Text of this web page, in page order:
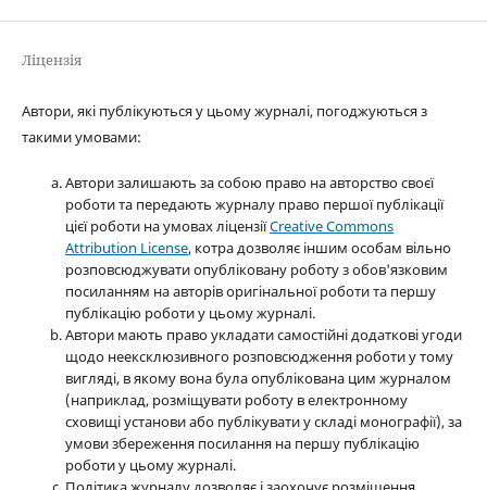
Ліцензія
Автори, які публікуються у цьому журналі, погоджуються з
такими умовами:
Автори залишають за собою право на авторство своєї
роботи та передають журналу право першої публікації
цієї роботи на умовах ліцензіїCreative Commons
Attribution License, котра дозволяє іншим особам вільно
розповсюджувати опубліковану роботу з обов'язковим
посиланням на авторів оригінальної роботи та першу
публікацію роботи у цьому журналі.
Автори мають право укладати самостійні додаткові угоди
щодо неексклюзивного розповсюдження роботи у тому
вигляді, в якому вона була опублікована цим журналом
(наприклад, розміщувати роботу в електронному
сховищі установи або публікувати у складі монографії), за
умови збереження посилання на першу публікацію
роботи у цьому журналі.